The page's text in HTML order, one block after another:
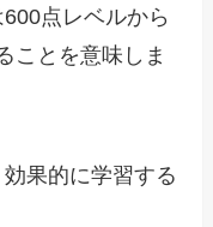
点レベルから
ことを意味しま
果的に学習する